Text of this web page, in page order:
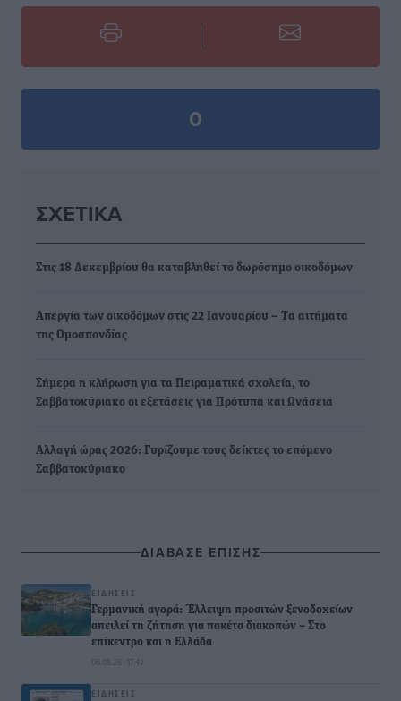
0
ΣΧΕΤΙΚΆ
Στις 18 Δεκεμβρίου θα καταβληθεί το δωρόσημο οικοδόμων
Απεργία των οικοδόμων στις 22 Ιανουαρίου – Tα αιτήματα
της Ομοσπονδίας
Σήμερα η κλήρωση για τα Πειραματικά σχολεία, το
Σαββατοκύριακο οι εξετάσεις για Πρότυπα και Ωνάσεια
Αλλαγή ώρας 2026: Γυρίζουμε τους δείκτες το επόμενο
Σαββατοκύριακο
ΔΙΑΒΑΣΕ ΕΠΙΣΗΣ
ΕΙΔΉΣΕΙΣ
Γερμανική αγορά: Έλλειψη προσιτών ξενοδοχείων
απειλεί τη ζήτηση για πακέτα διακοπών – Στο
επίκεντρο και η Ελλάδα
06.08.26 · 17:42
ΕΙΔΉΣΕΙΣ